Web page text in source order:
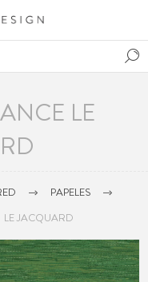
LE
PAPELES
LE JACQUARD